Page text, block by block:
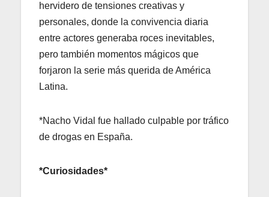
hervidero de tensiones creativas y
personales, donde la convivencia diaria
entre actores generaba roces inevitables,
pero también momentos mágicos que
forjaron la serie más querida de América
Latina.
*Nacho Vidal fue hallado culpable por tráfico
de drogas en España.
*Curiosidades*